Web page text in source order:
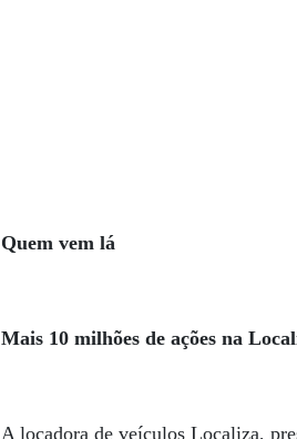
Quem vem lá
Mais 10 milhões de ações na
A locadora de veículos Localiza,